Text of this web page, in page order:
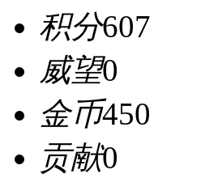
积分607
威望0
金币450
贡献0